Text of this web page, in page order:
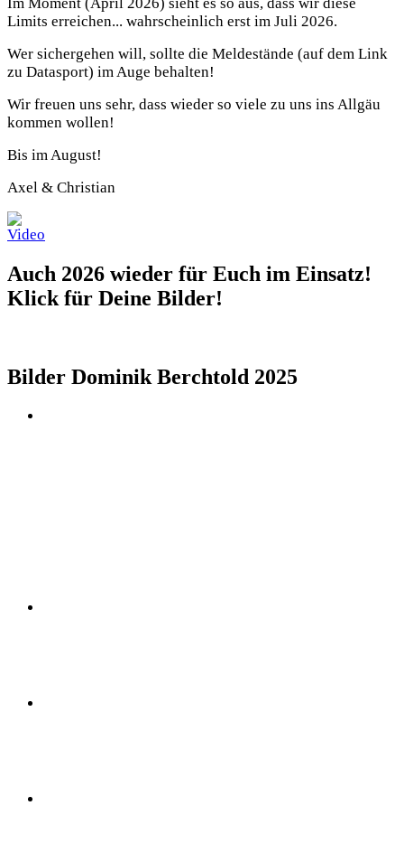
Im Moment (April 2026) sieht es so aus, dass wir diese
Limits erreichen... wahrscheinlich erst im Juli 2026.
Wer sichergehen will, sollte die Meldestände (auf dem Link
zu Datasport) im Auge behalten!
Wir freuen uns sehr, dass wieder so viele zu uns ins Allgäu
kommen wollen!
Bis im August!
Axel & Christian
Auch 2026 wieder für Euch im Einsatz!
Klick für Deine Bilder!
Bilder Dominik Berchtold 2025